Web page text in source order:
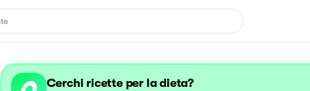
Cerchi ricette per la dieta?